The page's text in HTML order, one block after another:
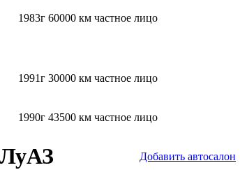
1983г 60000 км частное лицо
1991г 30000 км частное лицо
1990г 43500 км частное лицо
Добавить автосалон